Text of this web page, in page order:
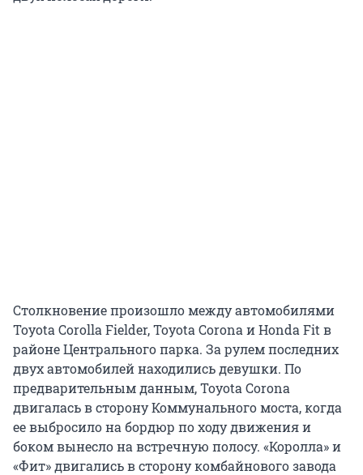
Столкновение произошло между автомобилями
Toyota Corolla Fielder, Toyota Corona и Honda Fit в
районе Центрального парка. За рулем последних
двух автомобилей находились девушки. По
предварительным данным, Toyota Corona
двигалась в сторону Коммунального моста, когда
ее выбросило на бордюр по ходу движения и
боком вынесло на встречную полосу. «Королла» и
«Фит» двигались в сторону комбайнового завода